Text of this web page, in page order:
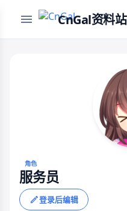
CnGal资料站
角色
服务员
登录后编辑